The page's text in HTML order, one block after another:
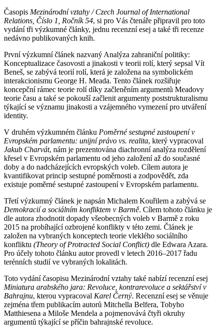
Časopis Mezinárodní vztahy / Czech Journal of International
Relations, Číslo 1, Ročník 54, si pro Vás čtenáře připravil pro toto
vydání tři výzkumné články, jednu recenzní esej a také tři recenze
nedávno publikovaných knih.
První výzkumní článek nazvaný Analýza zahraniční politiky:
Konceptualizace časovosti a jinakosti v teorii rolí, který sepsal Vít
Beneš, se zabývá teorií rolí, která je založena na symbolickém
interakcionismu George H. Meada. Tento článek rozšiřuje
koncepční rámec teorie rolí díky začleněním argumentů Meadovy
teorie času a také se pokouší začlenit argumenty poststrukturalismu
týkající se významu jinakosti a vzájemného vymezení pro utváření
identity.
V druhém výzkumném článku Poměrné sestupné zastoupení v
Evropském parlamentu: unijní právo vs. realita, který vypracoval
Jakub Charvát, nám je prezentována diachronní analýza rozdělení
křesel v Evropském parlamentu od jeho založení až do současné
doby a do nadcházejících evropských voleb. Cílem autora je
kvantifikovat princip sestupné poměrnosti a zodpovědět, zda
existuje poměrné sestupné zastoupení v Evropském parlamentu.
Třetí výzkumný článek je napsán Michalem Kouřilem a zabývá se
Demokracií a sociálním konfliktem v Barmě. Cílem tohoto článku je
dle autora zhodnotit dopady všeobecných voleb v Barmě z roku
2015 na probíhající ozbrojené konflikty v této zemi. Článek je
založen na vybraných konceptech teorie vleklého sociálního
konfliktu (Theory of Protracted Social Conflict) dle Edwara Azara.
Pro účely tohoto článku autor provedl v letech 2016–2017 řadu
terénních studií ve vybraných lokalitách.
Toto vydání časopisu Mezinárodní vztahy také nabízí recenzní esej
Miniatura arabského jara: Revoluce, kontrarevoluce a sektářství v
Bahrajnu, kterou vypracoval Karel Černý. Recenzní esej se věnuje
zejména třem publikacím autorů Mitchella Belfera, Tobyho
Matthiesena a Miloše Mendela a pojmenovává čtyři okruhy
argumentů týkající se příčin bahrajnské revoluce.